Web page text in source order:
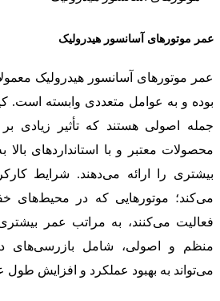
عمر موتورهای آسانسور هیدرولیک
بوده و به عوامل متعددی وابسته است.
جمله اصولی هستند که تأثیر زیادی بر
محصولات معتبر و با استانداردهای
بیشتری را ارائه می‌دهند. شرایط
می‌کند؛ موتورهایی که در محیط‌های
فعالیت می‌کنند، به مراتب عمر
منظم و اصولی، شامل بازرسی‌های
می‌تواند به بهبود عملکرد و افزایش